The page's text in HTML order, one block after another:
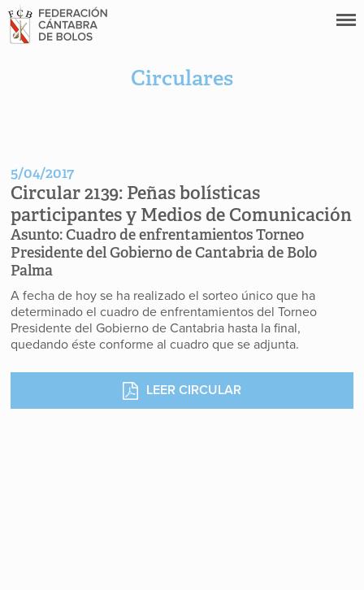
Circulares
5/04/2017
Circular 2139: Peñas bolísticas
participantes y Medios de Comunicación
Asunto:Cuadro de enfrentamientos Torneo
Presidente del Gobierno de Cantabria de Bolo
Palma
A fecha de hoy se ha realizado el sorteo único que ha
determinado el cuadro de enfrentamientos del Torneo
Presidente del Gobierno de Cantabria hasta la final,
quedando éste conforme al cuadro que se adjunta.
LEER CIRCULAR